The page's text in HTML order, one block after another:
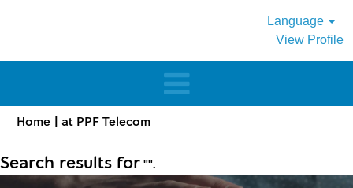
Language
View Profile
Home | at PPF Telecom(current
Search results for "".